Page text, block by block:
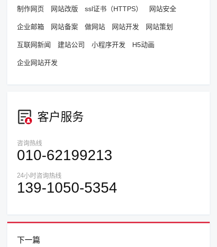
制作网页 网站改版 ssl证书（HTTPS） 网站安全
企业邮箱 网站备案 做网站 网站开发 网站策划
互联网新闻 建站公司 小程序开发 H5动画
企业网站开发
客户服务
咨询热线
010-62199213
24小时咨询热线
139-1050-5354
下一篇